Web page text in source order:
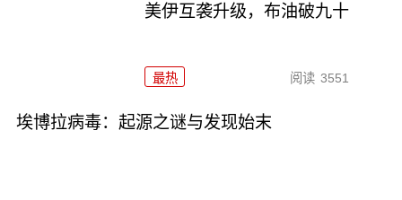
美伊互袭升级，布油破九十
最热 阅读 3551
埃博拉病毒：起源之谜与发现始末